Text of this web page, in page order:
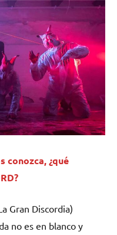
conozca, ¿qué
Gran Discordia)
no es en blanco y